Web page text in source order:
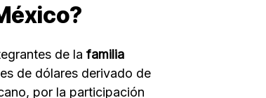
de la familia
de dólares derivado de
por la participación